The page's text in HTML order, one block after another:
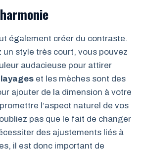
également créer du contraste.
un style très court, vous pouvez
audacieuse pour attirer
et les mèches sont des
ajouter de la dimension à votre
l’aspect naturel de vos
pas que le fait de changer
des ajustements liés à
il est donc important de